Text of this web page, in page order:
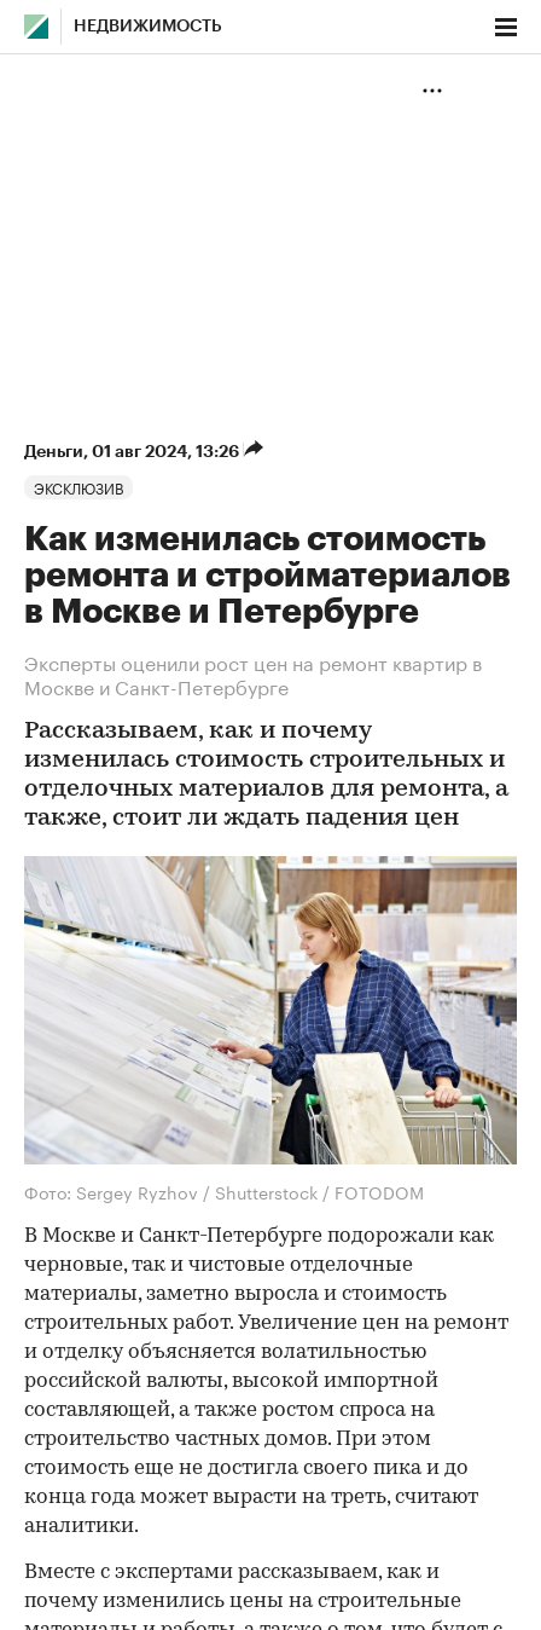
НЕДВИЖИМОСТЬ
Деньги⁠, 01 авг 2024, 13:26
ЭКСКЛЮЗИВ
Как изменилась стоимость
ремонта и стройматериалов
в Москве и Петербурге
Эксперты оценили рост цен на ремонт квартир в
Москве и Санкт-Петербурге
Рассказываем, как и почему
изменилась стоимость строительных и
отделочных материалов для ремонта, а
также, стоит ли ждать падения цен
Фото: Sergey Ryzhov / Shutterstock / FOTODOM
В Москве и Санкт-Петербурге подорожали как
черновые, так и чистовые отделочные
материалы, заметно выросла и стоимость
строительных работ. Увеличение цен на ремонт
и отделку объясняется волатильностью
российской валюты, высокой импортной
составляющей, а также ростом спроса на
строительство частных домов. При этом
стоимость еще не достигла своего пика и до
конца года может вырасти на треть, считают
аналитики.
Вместе с экспертами рассказываем, как и
почему изменились цены на строительные